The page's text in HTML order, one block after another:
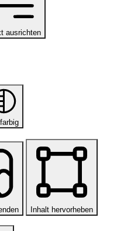
ausrichten
Inhalt hervorheben